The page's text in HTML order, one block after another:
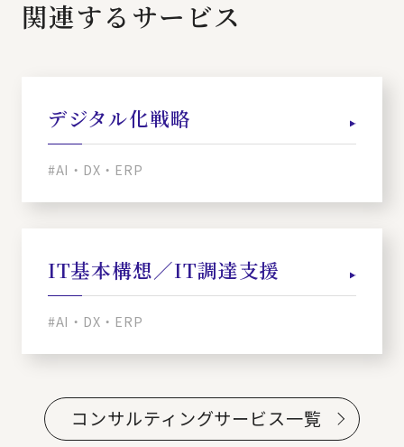
関連するサービス
デジタル化戦略
#AI・DX・ERP
IT基本構想／IT調達支援
#AI・DX・ERP
コンサルティングサービス一覧